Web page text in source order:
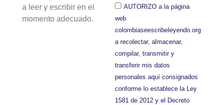
a leer y escribir en el
momento adecuado.
AUTORIZO a la página
web
colombiaseescribeleyendo.org
a recolectar, almacenar,
compilar, transmitir y
transferir mis datos
personales aquí consignados
conforme lo establece la Ley
1581 de 2012 y el Decreto